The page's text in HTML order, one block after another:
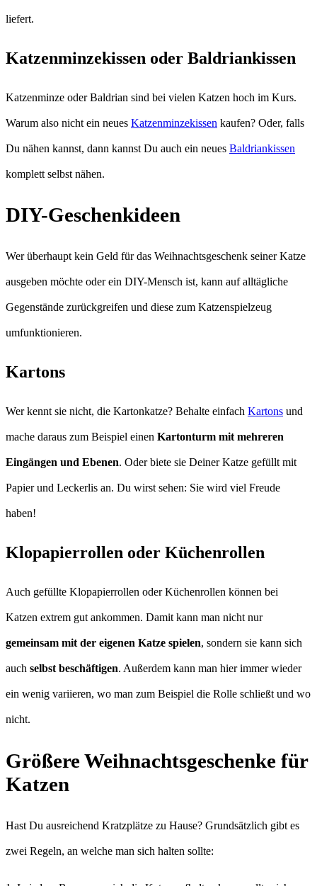
liefert.
Katzenminzekissen oder Baldriankissen
Katzenminze oder Baldrian sind bei vielen Katzen hoch im Kurs.
Warum also nicht ein neues Katzenminzekissen kaufen? Oder, falls
Du nähen kannst, dann kannst Du auch ein neues Baldriankissen
komplett selbst nähen.
DIY-Geschenkideen
Wer überhaupt kein Geld für das Weihnachtsgeschenk seiner Katze
ausgeben möchte oder ein DIY-Mensch ist, kann auf alltägliche
Gegenstände zurückgreifen und diese zum Katzenspielzeug
umfunktionieren.
Kartons
Wer kennt sie nicht, die Kartonkatze? Behalte einfach Kartons und
mache daraus zum Beispiel einen Kartonturm mit mehreren
Eingängen und Ebenen. Oder biete sie Deiner Katze gefüllt mit
Papier und Leckerlis an. Du wirst sehen: Sie wird viel Freude
haben!
Klopapierrollen oder Küchenrollen
Auch gefüllte Klopapierrollen oder Küchenrollen können bei
Katzen extrem gut ankommen. Damit kann man nicht nur
gemeinsam mit der eigenen Katze spielen, sondern sie kann sich
auch selbst beschäftigen. Außerdem kann man hier immer wieder
ein wenig variieren, wo man zum Beispiel die Rolle schließt und wo
nicht.
Größere Weihnachtsgeschenke für
Katzen
Hast Du ausreichend Kratzplätze zu Hause? Grundsätzlich gibt es
zwei Regeln, an welche man sich halten sollte: